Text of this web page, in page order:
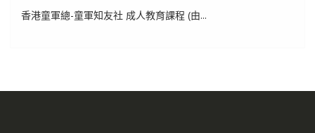
香港童軍總-童軍知友社 成人教育課程 (由...